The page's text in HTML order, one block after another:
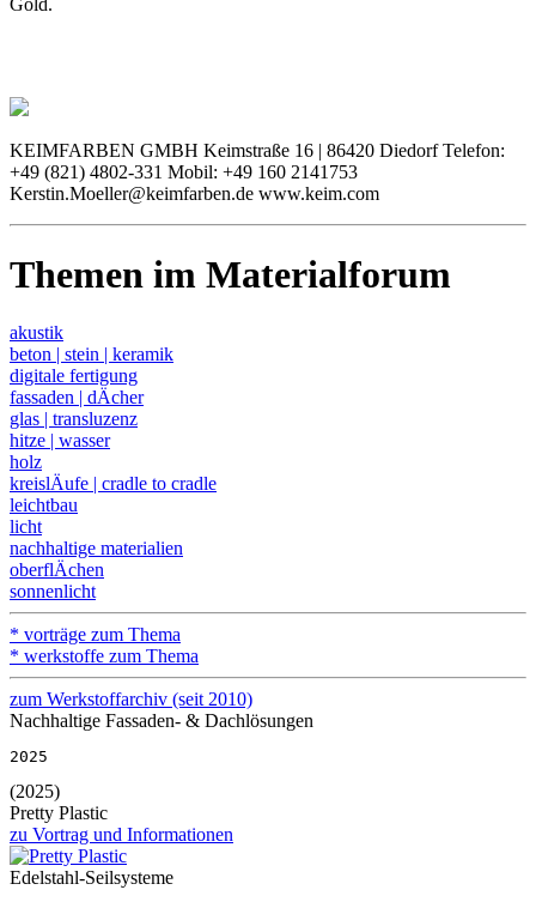
Gold.
KEIMFARBEN GMBH Keimstraße 16 | 86420 Diedorf Telefon:
+49 (821) 4802-331 Mobil: +49 160 2141753
Kerstin.Moeller@keimfarben.de www.keim.com
Themen im Materialforum
akustik
beton | stein | keramik
digitale fertigung
fassaden | dÄcher
glas | transluzenz
hitze | wasser
holz
kreislÄufe | cradle to cradle
leichtbau
licht
nachhaltige materialien
oberflÄchen
sonnenlicht
* vorträge zum Thema
* werkstoffe zum Thema
zum Werkstoffarchiv (seit 2010)
Nachhaltige Fassaden- & Dachlösungen
2025
(2025)
Pretty Plastic
zu Vortrag und Informationen
Edelstahl-Seilsysteme